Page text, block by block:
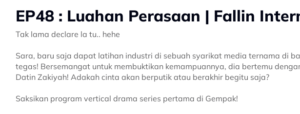
EP48 : Luahan Perasaan | Fallin
Tak lama declare la tu.. hehe
Sara, baru saja dapat latihan industri di sebuah syarikat media ternama di
tegas! Bersemangat untuk membuktikan kemampuannya, dia bertemu
Datin Zakiyah! Adakah cinta akan berputik atau berakhir begitu saja?
Saksikan program vertical drama series pertama di Gempak!